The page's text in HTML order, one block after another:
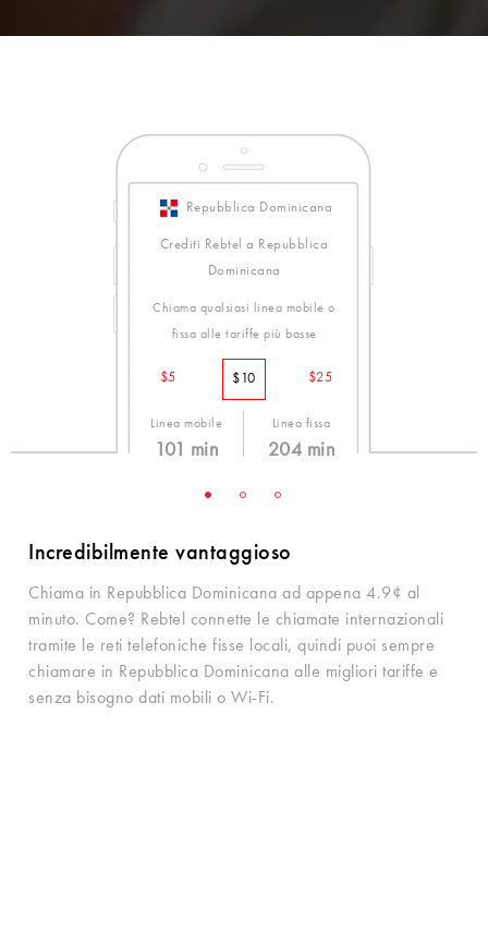
Repubblica Dominicana
Crediti Rebtel a Repubblica
Dominicana
Chiama qualsiasi linea mobile o
fissa alle tariffe più basse
$5 $10 $25
Linea mobile
101 min
Linea fissa
204 min
Incredibilmente vantaggioso
Chiama in Repubblica Dominicana ad appena 4.9¢ al
minuto. Come? Rebtel connette le chiamate internazionali
tramite le reti telefoniche fisse locali, quindi puoi sempre
chiamare in Repubblica Dominicana alle migliori tariffe e
senza bisogno dati mobili o Wi-Fi.